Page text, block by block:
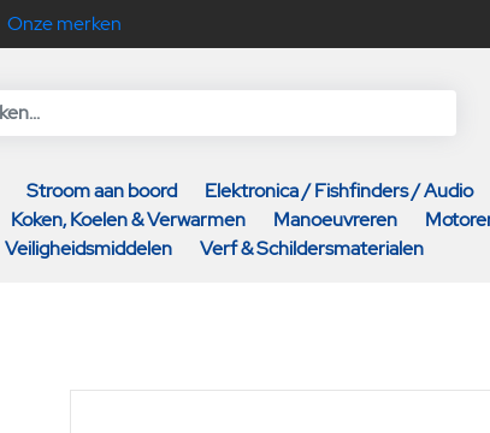
Onze merken
Stroom aan boord Elektronica / Fishfinders / Audio
Koken, Koelen & Verwarmen Manoeuvreren
Veiligheidsmiddelen Verf & Schildersmaterialen